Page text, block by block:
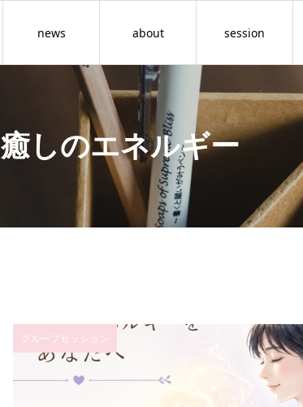
news about session
癒しのエネルギー
グループセッション